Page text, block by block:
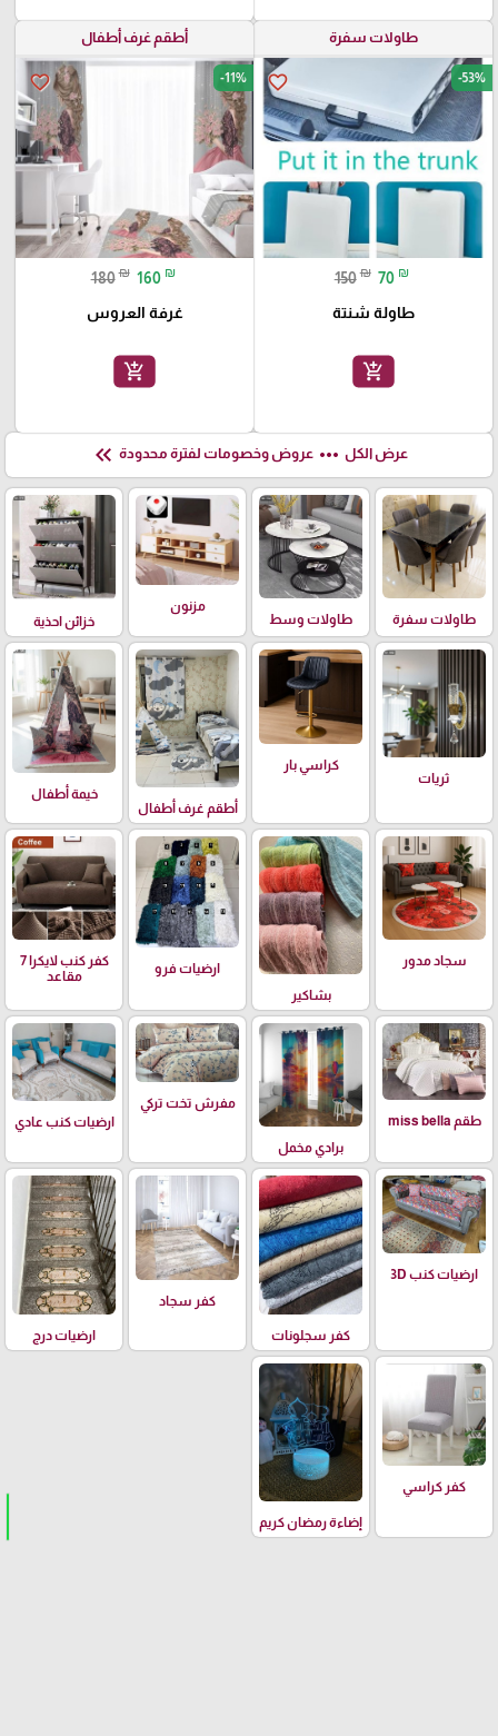
طاولات سفرة
favorite_border -53%
150 ₪ 70 ₪
طاولة شنتة
add_shopping_cart
أطقم غرف أطفال
favorite_border -11%
180 ₪ 160 ₪
غرفة العروس
add_shopping_cart
عرض الكل more_horiz عروض وخصومات لفترة محدودة keyboard_double_arrow_left
طاولات سفرة طاولات وسط
مزنون
خزائن احذية
ثريات
كراسي بار
أطقم غرف أطفال
خيمة أطفال
سجاد مدور
بشاكير
ارضيات فرو
كفر كنب لايكرا 7
مقاعد
طقم miss bella
برادي مخمل
مفرش تخت تركي
ارضيات كنب عادي
ارضيات كنب 3D
كفر سجلونات
كفر سجاد
ارضيات درج
كفر كراسي
إضاءة رمضان كريم